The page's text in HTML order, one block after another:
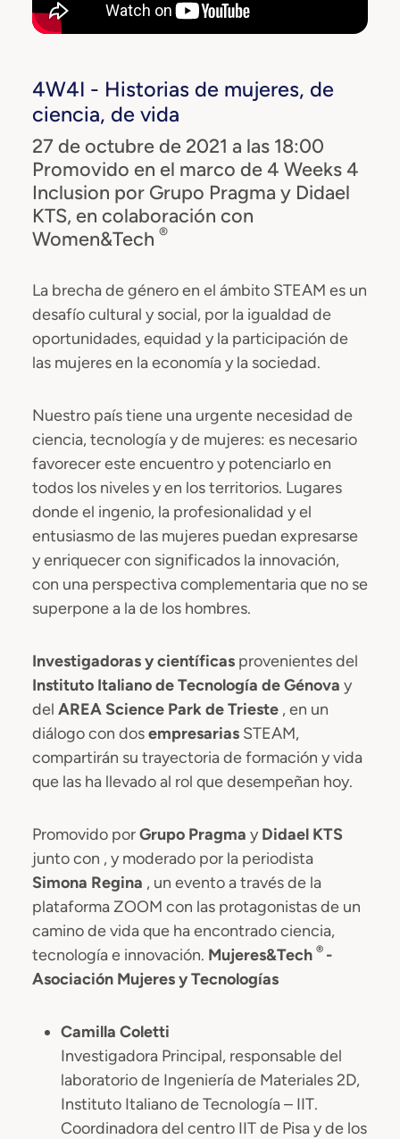
4W4I - Historias de mujeres, de
ciencia, de vida
27 de octubre de 2021 a las 18:00
Promovido en el marco de 4 Weeks 4
Inclusion por Grupo Pragma y Didael
KTS, en colaboración con
Women&Tech ®
La brecha de género en el ámbito STEAM es un
desafío cultural y social, por la igualdad de
oportunidades, equidad y la participación de
las mujeres en la economía y la sociedad.
Nuestro país tiene una urgente necesidad de
ciencia, tecnología y de mujeres: es necesario
favorecer este encuentro y potenciarlo en
todos los niveles y en los territorios. Lugares
donde el ingenio, la profesionalidad y el
entusiasmo de las mujeres puedan expresarse
y enriquecer con significados la innovación,
con una perspectiva complementaria que no se
superpone a la de los hombres.
Investigadoras y científicas provenientes del
Instituto Italiano de Tecnología de Génova y
del AREA Science Parkde Trieste , en un
diálogo con dosempresarias STEAM,
compartirán su trayectoria de formación y vida
que las ha llevado al rol que desempeñan hoy.
Promovido porGrupo Pragma y Didael KTS
junto con , y moderado por la periodista
Simona Regina , un evento a través de la
plataforma ZOOM con las protagonistas de un
camino de vida que ha encontrado ciencia,
tecnología e innovación. Mujeres&Tech ® -
Asociación Mujeres y Tecnologías
Camilla Coletti
Investigadora Principal, responsable del
laboratorio de Ingeniería de Materiales 2D,
Instituto Italiano de Tecnología – IIT.
Coordinadora del centro IIT de Pisa y de los